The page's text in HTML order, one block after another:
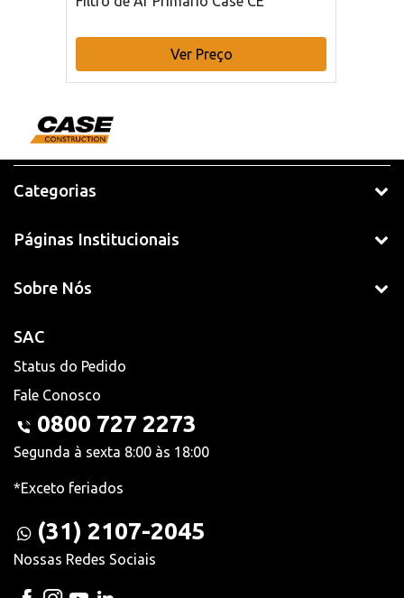
Ver Preço
Categorias
Páginas Institucionais
Sobre Nós
SAC
Status do Pedido
Fale Conosco
0800 727 2273
Segunda à sexta 8:00 às 18:00
*Exceto feriados
(31) 2107-2045
Nossas Redes Sociais